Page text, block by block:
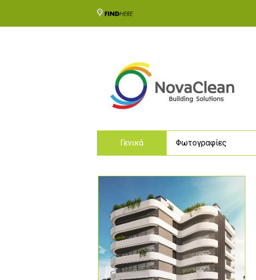
Γενικά Φωτογραφίες